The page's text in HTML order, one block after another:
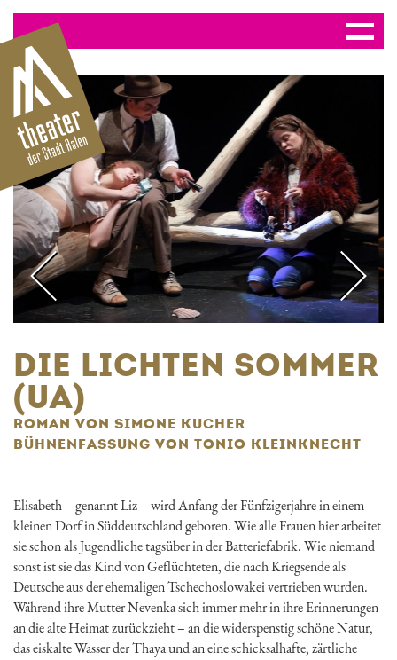
DIE LICHTEN SOMMER
(UA)
ROMAN VON SIMONE KUCHER
BÜHNENFASSUNG VON TONIO KLEINKNECHT
Elisabeth – genannt Liz – wird Anfang der Fünfzigerjahre in einem
kleinen Dorf in Süddeutschland geboren. Wie alle Frauen hier arbeitet
sie schon als Jugendliche tagsüber in der Batteriefabrik. Wie niemand
sonst ist sie das Kind von Geflüchteten, die nach Kriegsende als
Deutsche aus der ehemaligen Tschechoslowakei vertrieben wurden.
Während ihre Mutter Nevenka sich immer mehr in ihre Erinnerungen
an die alte Heimat zurückzieht – an die widerspenstig schöne Natur,
das eiskalte Wasser der Thaya und an eine schicksalhafte, zärtliche